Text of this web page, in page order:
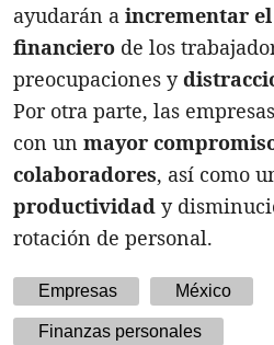
ayudarán a incrementar
financiero de los
preocupaciones y
Por otra parte, las
con un mayor
colaboradores, así como
productividad y
rotación de personal.
Empresas México
Finanzas personales